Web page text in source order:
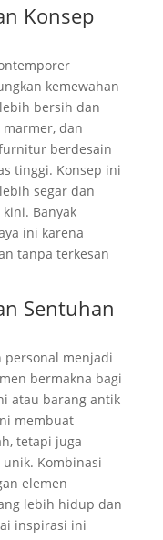
Konsep
kemewahan
bersih dan
dan
berdesain
tinggi. Konsep ini
segar dan
Banyak
ini karena
tanpa terkesan
Sentuhan
personal menjadi
bermakna bagi
atau barang antik
membuat
tetapi juga
Kombinasi
elemen
lebih hidup dan
inspirasi ini